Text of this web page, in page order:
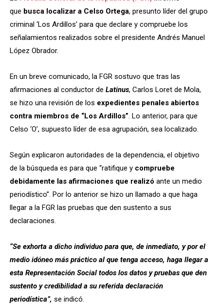
que busca localizar a Celso Ortega, presunto líder del grupo
criminal ‘Los Ardillos’ para que declare y compruebe los
señalamientos realizados sobre el presidente Andrés Manuel
López Obrador.
En un breve comunicado, la FGR sostuvo que tras las
afirmaciones al conductor de Latinus, Carlos Loret de Mola,
se hizo una revisión de los expedientes penales abiertos
contra miembros de “Los Ardillos”. Lo anterior, para que
Celso ‘O’, supuesto líder de esa agrupación, sea localizado.
Según explicaron autoridades de la dependencia, el objetivo
de la búsqueda es para que “ratifique y compruebe
debidamente las afirmaciones que realizó ante un medio
periodístico”. Por lo anterior se hizo un llamado a que haga
llegar a la FGR las pruebas que den sustento a sus
declaraciones.
“Se exhorta a dicho individuo para que, de inmediato, y por el
medio idóneo más práctico al que tenga acceso, haga llegar a
esta Representación Social todos los datos y pruebas que den
sustento y credibilidad a su referida declaración
periodística”, se indicó.